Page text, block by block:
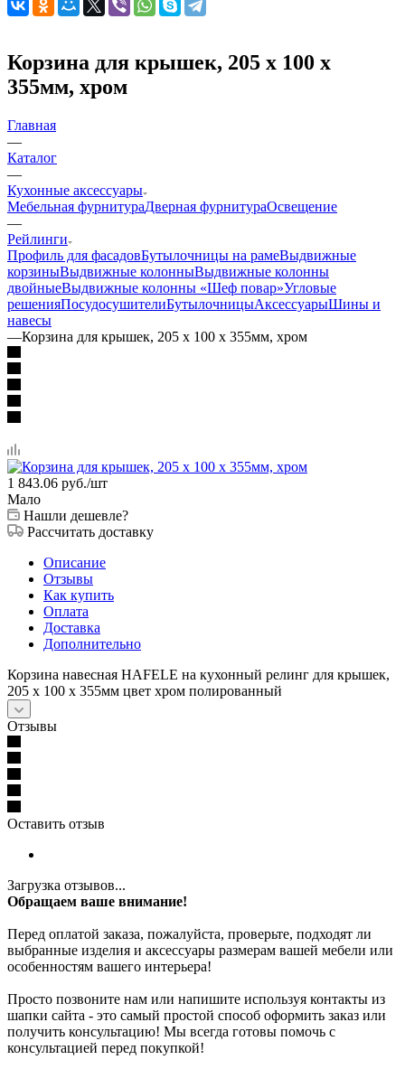
Корзина для крышек, 205 x 100 x
355мм, хром
Главная
—
Каталог
—
Кухонные аксессуары
Мебельная фурнитураДверная фурнитураОсвещение
—
Рейлинги
Профиль для фасадовБутылочницы на рамеВыдвижные
корзиныВыдвижные колонныВыдвижные колонны
двойныеBыдвижные колонны «Шеф повар»Угловые
решенияПосудосушителиБутылочницыАксессуарыШины и
навесы
—Корзина для крышек, 205 x 100 x 355мм, хром
1 843.06 руб./шт
Мало
Нашли дешевле?
Рассчитать доставку
Описание
Отзывы
Как купить
Оплата
Доставка
Дополнительно
Корзина навесная HAFELE на кухонный релинг для крышек,
205 x 100 x 355мм цвет хром полированный
Отзывы
Оставить отзыв
Загрузка отзывов...
Обращаем ваше внимание!
Перед оплатой заказа, пожалуйста, проверьте, подходят ли
выбранные изделия и аксессуары размерам вашей мебели или
особенностям вашего интерьера!
Просто позвоните нам или напишите используя контакты из
шапки сайта - это самый простой способ оформить заказ или
получить консультацию! Мы всегда готовы помочь с
консультацией перед покупкой!